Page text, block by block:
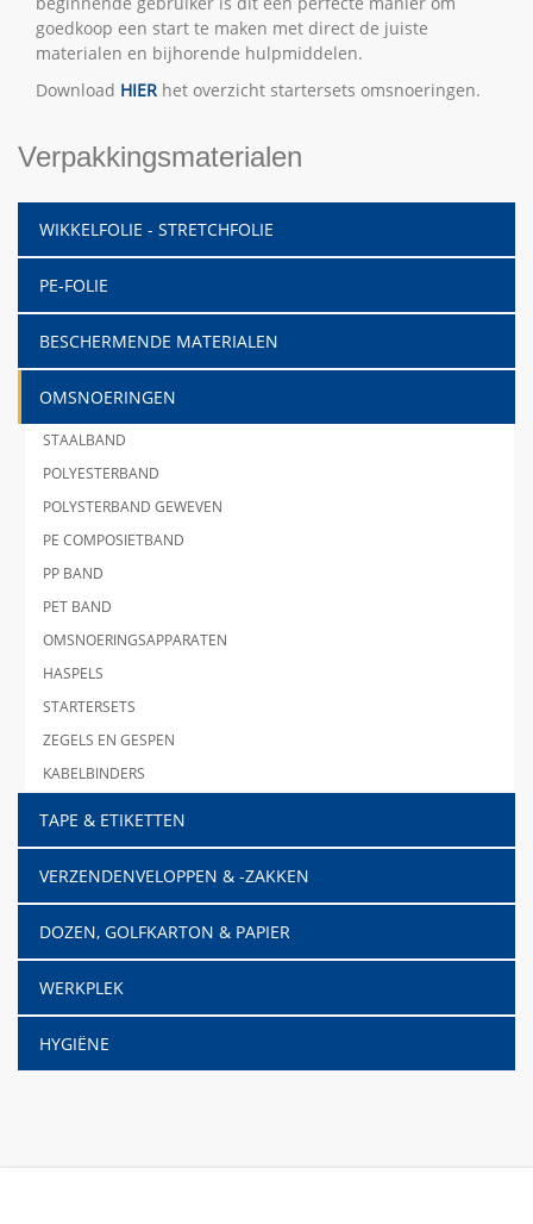
goedkoop een start te maken met direct de juiste
materialen en bijhorende hulpmiddelen.
Download HIER het overzicht startersets omsnoeringen.
Verpakkingsmaterialen
WIKKELFOLIE - STRETCHFOLIE
PE-FOLIE
BESCHERMENDE MATERIALEN
OMSNOERINGEN
STAALBAND
POLYESTERBAND
POLYSTERBAND GEWEVEN
PE COMPOSIETBAND
PP BAND
PET BAND
OMSNOERINGSAPPARATEN
HASPELS
STARTERSETS
ZEGELS EN GESPEN
KABELBINDERS
TAPE & ETIKETTEN
VERZENDENVELOPPEN & -ZAKKEN
DOZEN, GOLFKARTON & PAPIER
WERKPLEK
HYGIËNE